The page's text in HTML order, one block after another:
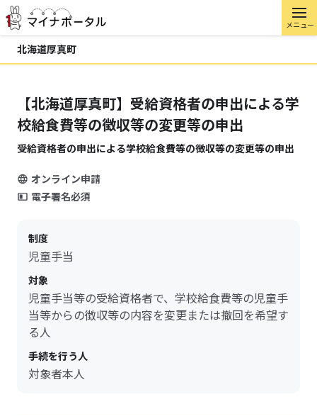
メニュー
北海道厚真町
【北海道厚真町】受給資格者の申出による学
校給食費等の徴収等の変更等の申出
受給資格者の申出による学校給食費等の徴収等の変更等の申出
オンライン申請
電子署名必須
制度
児童手当
対象
児童手当等の受給資格者で、学校給食費等の児童手
当等からの徴収等の内容を変更または撤回を希望す
る人
手続を行う人
対象者本人